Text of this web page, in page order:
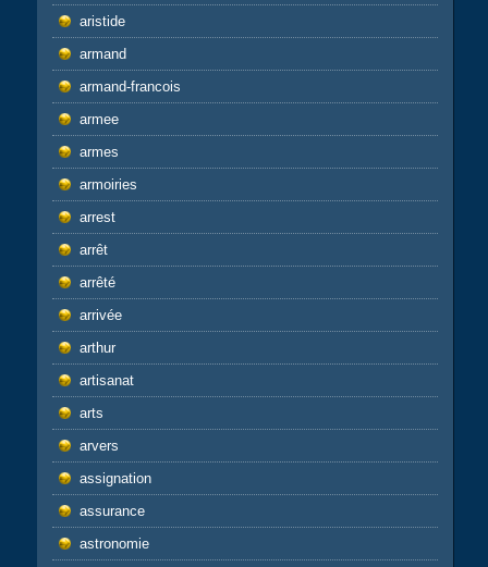
aristide
armand
armand-francois
armee
armes
armoiries
arrest
arrêt
arrêté
arrivée
arthur
artisanat
arts
arvers
assignation
assurance
astronomie